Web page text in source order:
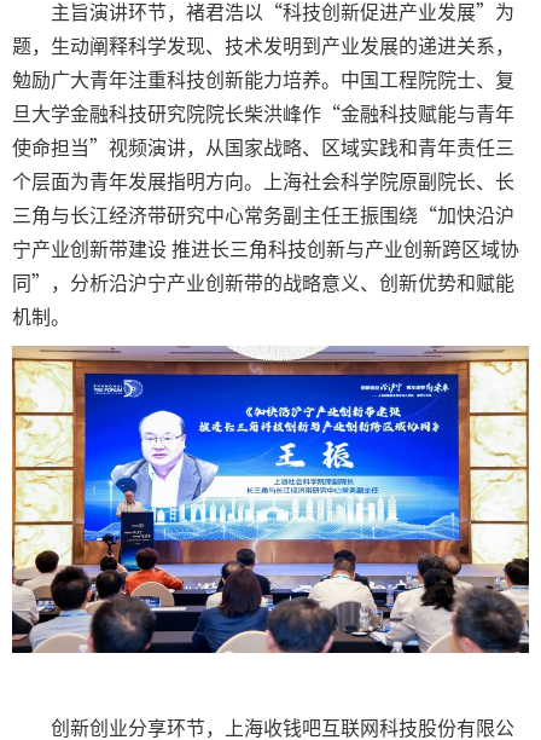
主旨演讲环节，褚君浩以“科技创新促进产业发展”为
题，生动阐释科学发现、技术发明到产业发展的递进关系，
勉励广大青年注重科技创新能力培养。中国工程院院士、复
旦大学金融科技研究院院长柴洪峰作“金融科技赋能与青年
使命担当”视频演讲，从国家战略、区域实践和青年责任三
个层面为青年发展指明方向。上海社会科学院原副院长、长
三角与长江经济带研究中心常务副主任王振围绕“加快沿沪
宁产业创新带建设 推进长三角科技创新与产业创新跨区域协
同”，分析沿沪宁产业创新带的战略意义、创新优势和赋能
机制。
创新创业分享环节，上海收钱吧互联网科技股份有限公